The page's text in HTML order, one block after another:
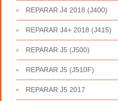
REPARAR J4 2018 (J400)
REPARAR J4+ 2018 (J415)
REPARAR J5 (J500)
REPARAR J5 (J510F)
REPARAR J5 2017